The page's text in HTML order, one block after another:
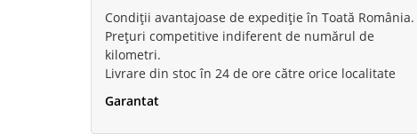
Condiții avantajoase de expediție în Toată România.
Prețuri competitive indiferent de numărul de
kilometri.
Livrare din stoc în 24 de ore către orice localitate
Garantat